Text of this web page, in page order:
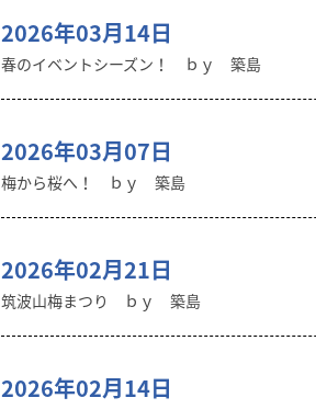
2026年03月14日
春のイベントシーズン！ ｂｙ 築島
2026年03月07日
梅から桜へ！ ｂｙ 築島
2026年02月21日
筑波山梅まつり ｂｙ 築島
2026年02月14日